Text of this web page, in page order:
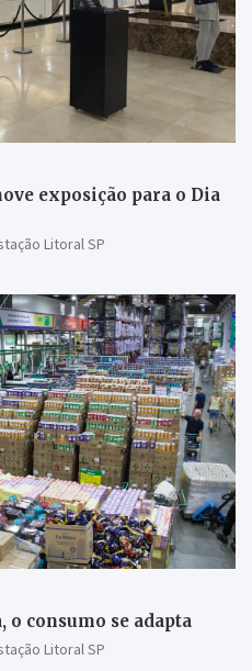
exposição para o Dia
Litoral SP
o consumo se adapta
Litoral SP